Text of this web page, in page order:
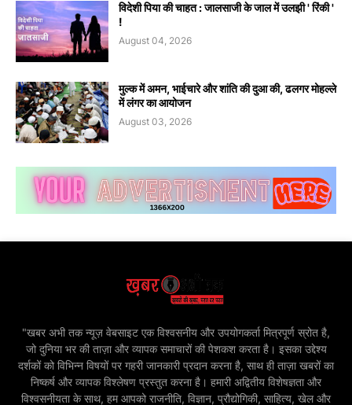
विदेशी पिया की चाहत : जालसाजी के जाल में उलझी ' रिंकी '
!
August 04, 2026
मुल्क में अमन, भाईचारे और शांति की दुआ की, ढलगर मोहल्ले
में लंगर का आयोजन
August 03, 2026
"खबर अभी तक न्यूज़ वेबसाइट एक विश्वसनीय और उपयोगकर्ता मित्रपूर्ण स्रोत है,
जो दुनिया भर की ताज़ा और व्यापक समाचारों की पेशकश करता है। इसका उद्देश्य
दर्शकों को विभिन्न विषयों पर गहरी जानकारी प्रदान करना है, साथ ही ताज़ा खबरों का
निष्कर्ष और व्यापक विश्लेषण प्रस्तुत करना है। हमारी अद्वितीय विशेषज्ञता और
विश्वसनीयता के साथ, हम आपको राजनीति, विज्ञान, प्रौद्योगिकी, साहित्य, खेल और